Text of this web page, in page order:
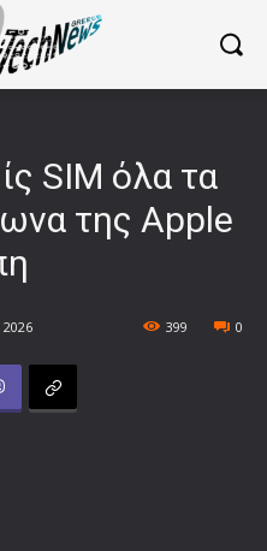
SIM όλα τα
της Apple
0
399